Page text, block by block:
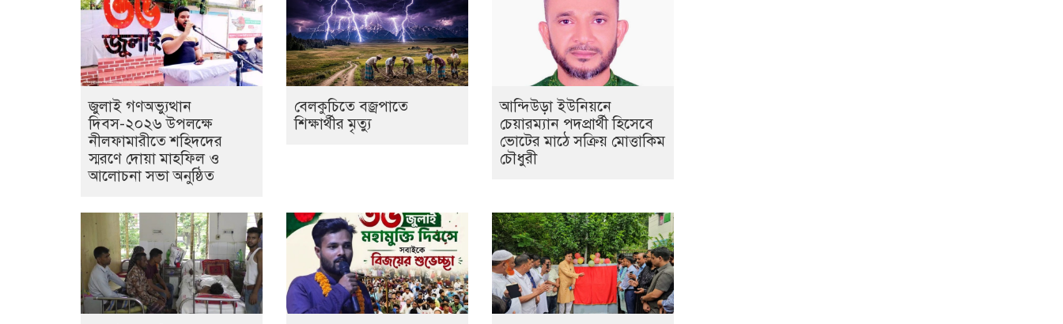
জুলাই গণঅভ্যুত্থান
দিবস-২০২৬ উপলক্ষে
নীলফামারীতে শহিদদের
স্মরণে দোয়া মাহফিল ও
আলোচনা সভা অনুষ্ঠিত
বেলকুচিতে বজ্রপাতে
শিক্ষার্থীর মৃত্যু
আন্দিউড়া ইউনিয়নে
চেয়ারম্যান পদপ্রার্থী হিসেবে
ভোটের মাঠে সক্রিয় মোত্তাকিম
চৌধুরী